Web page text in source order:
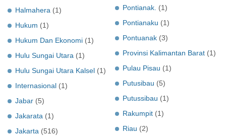
Halmahera (1)
Hukum (1)
Hukum Dan Ekonomi (1)
Hulu Sungai Utara (1)
Hulu Sungai Utara Kalsel (1)
Internasional (1)
Jabar (5)
Jakarata (1)
Jakarta (516)
Pontianak. (1)
Pontianaku (1)
Pontuanak (3)
Provinsi Kalimantan Barat (1)
Pulau Pisau (1)
Putusibau (5)
Putussibau (1)
Rakumpit (1)
Riau (2)